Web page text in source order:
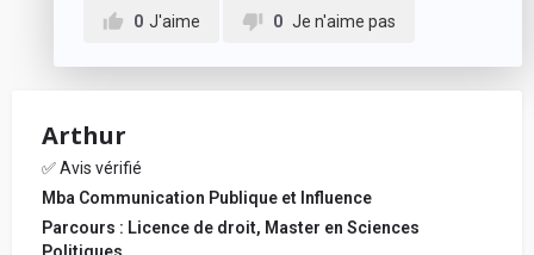
0 J'aime 0 Je n'aime pas
Arthur
✅ Avis vérifié
Mba Communication Publique et Influence
Parcours : Licence de droit, Master en Sciences